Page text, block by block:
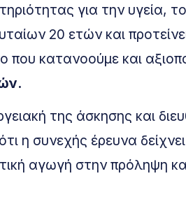
για την υγεία,
20 ετών και
που κατανοούμε και
της άσκησης και
η συνεχής έρευνα
αγωγή στην πρόληψη